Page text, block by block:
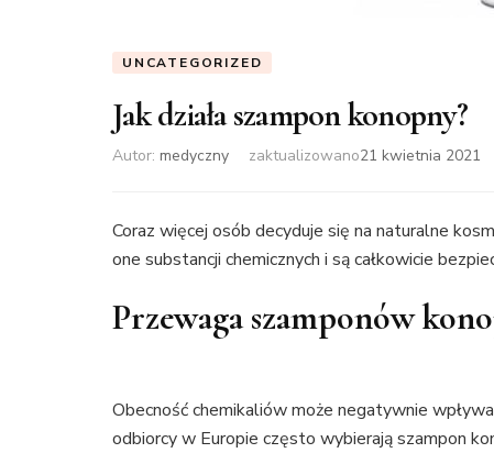
UNCATEGORIZED
Jak działa szampon konopny?
Autor: medyczny zaktualizowano21 kwietnia 2021
Coraz więcej osób decyduje się na naturalne
one substancji chemicznych i są całkowicie
Przewaga szamponów
Obecność chemikaliów może negatywnie
odbiorcy w Europie często wybierają szampon